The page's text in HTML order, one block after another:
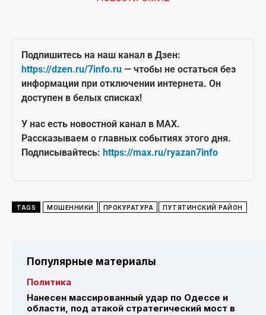
Подпишитесь на наш канал в Дзен:
https://dzen.ru/7info.ru — чтобы не остаться без
информации при отключении интернета. Он
доступен в белых списках!
У нас есть новостной канал в MAX.
Рассказываем о главных событиях этого дня.
Подписывайтесь: https://max.ru/ryazan7info
TAGS МОШЕННИКИ ПРОКУРАТУРА ПУТЯТИНСКИЙ РАЙОН
Популярные материалы
Политика
Нанесен массированный удар по Одессе и
области, под атакой стратегический мост в